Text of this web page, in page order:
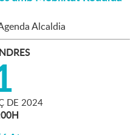
Alcaldia
DE 2024